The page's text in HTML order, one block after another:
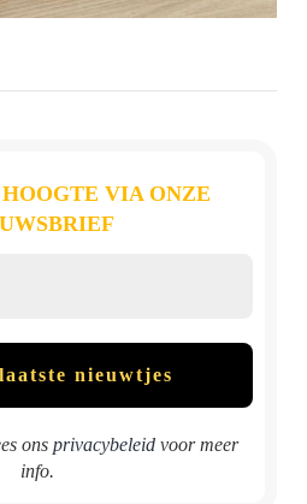
VIA ONZE
ons privacybeleidvoor meer
info.